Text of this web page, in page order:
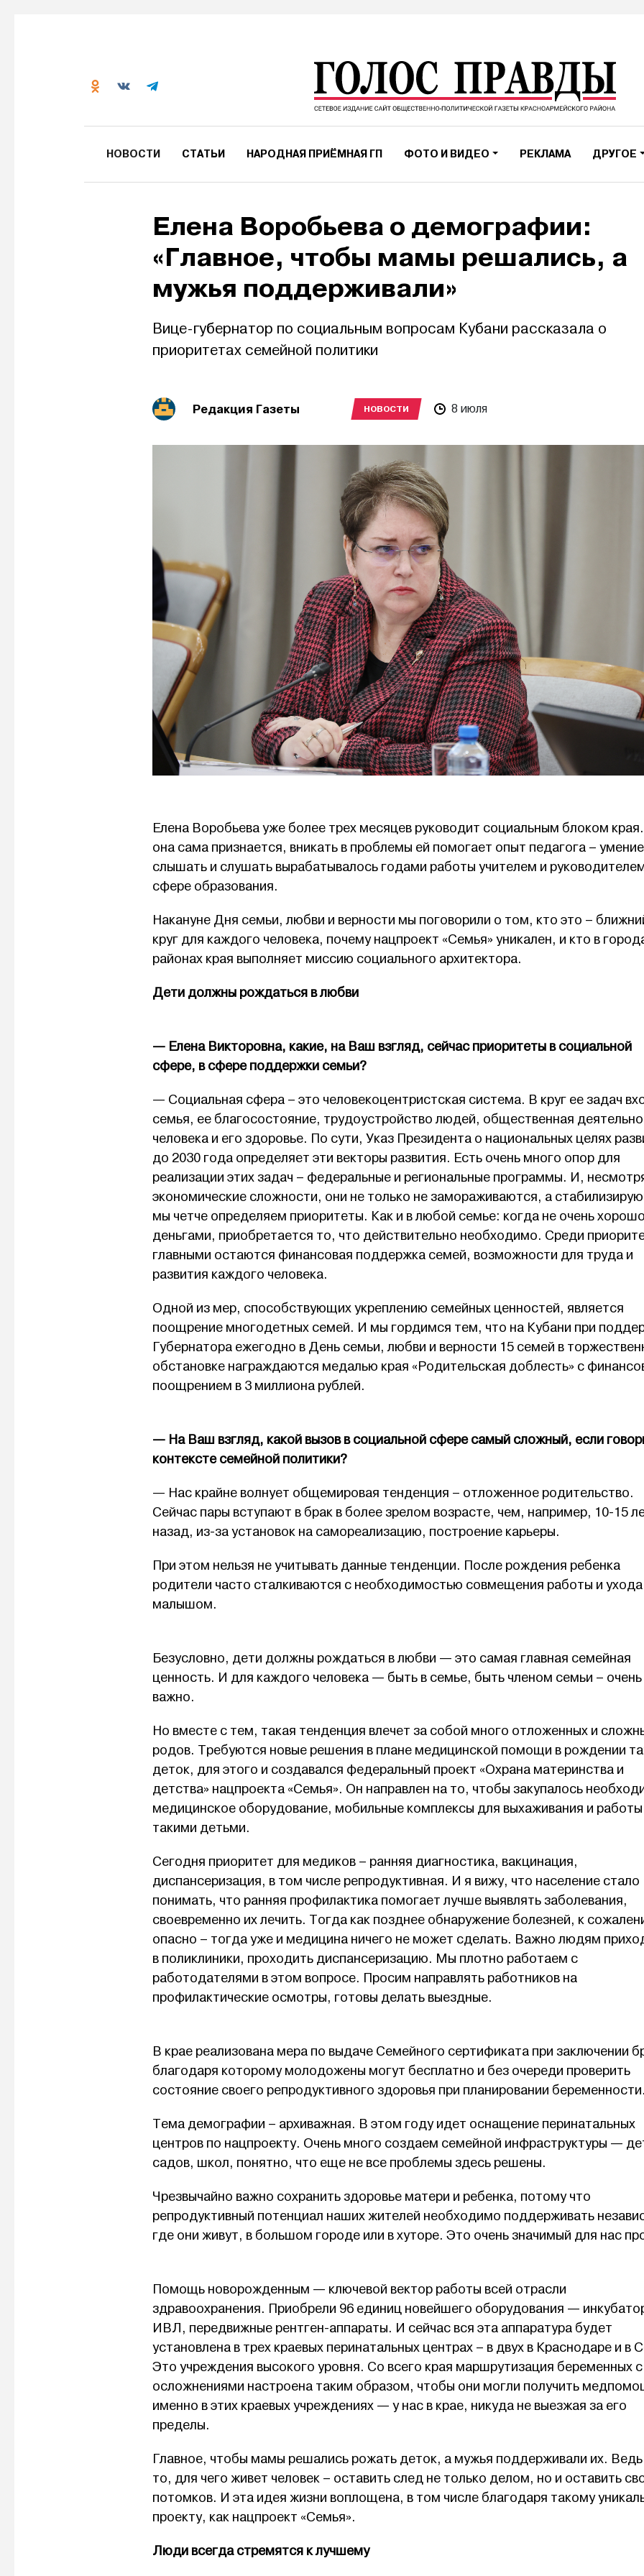
НОВОСТИ СТАТЬИ НАРОДНАЯ ПРИЁМНАЯ ГП ФОТО И ВИДЕО РЕКЛАМА ДРУГОЕ
Елена Воробьева о демографии:
«Главное, чтобы мамы решались, а
мужья поддерживали»
Вице-губернатор по социальным вопросам Кубани рассказала о
приоритетах семейной политики
Редакция Газеты НОВОСТИ 8 июля
Елена Воробьева уже более трех месяцев руководит социальным блоком
она сама признается, вникать в проблемы ей помогает опыт педагога – умение
слышать и слушать вырабатывалось годами работы учителем и
сфере образования.
Накануне Дня семьи, любви и верности мы поговорили о том, кто это –
круг для каждого человека, почему нацпроект «Семья» уникален, и кто в
районах края выполняет миссию социального архитектора.
Дети должны рождаться в любви
— Елена Викторовна, какие, на Ваш взгляд, сейчас приоритеты в социальной
сфере, в сфере поддержки семьи?
— Социальная сфера – это человекоцентристская система. В круг ее задач
семья, ее благосостояние, трудоустройство людей, общественная
человека и его здоровье. По сути, Указ Президента о национальных целях
до 2030 года определяет эти векторы развития. Есть очень много опор для
реализации этих задач – федеральные и региональные программы. И,
экономические сложности, они не только не замораживаются, а
мы четче определяем приоритеты. Как и в любой семье: когда не очень
деньгами, приобретается то, что действительно необходимо. Среди
главными остаются финансовая поддержка семей, возможности для труда и
развития каждого человека.
Одной из мер, способствующих укреплению семейных ценностей, является
поощрение многодетных семей. И мы гордимся тем, что на Кубани при
Губернатора ежегодно в День семьи, любви и верности 15 семей в
обстановке награждаются медалью края «Родительская доблесть» с
поощрением в 3 миллиона рублей.
— На Ваш взгляд, какой вызов в социальной сфере самый сложный, если
контексте семейной политики?
— Нас крайне волнует общемировая тенденция – отложенное родительство.
Сейчас пары вступают в брак в более зрелом возрасте, чем, например, 10-15
назад, из-за установок на самореализацию, построение карьеры.
При этом нельзя не учитывать данные тенденции. После рождения ребенка
родители часто сталкиваются с необходимостью совмещения работы и ухода
малышом.
Безусловно, дети должны рождаться в любви — это самая главная семейная
ценность. И для каждого человека — быть в семье, быть членом семьи – очень
важно.
Но вместе с тем, такая тенденция влечет за собой много отложенных и
родов. Требуются новые решения в плане медицинской помощи в рождении
деток, для этого и создавался федеральный проект «Охрана материнства и
детства» нацпроекта «Семья». Он направлен на то, чтобы закупалось
медицинское оборудование, мобильные комплексы для выхаживания и
такими детьми.
Сегодня приоритет для медиков – ранняя диагностика, вакцинация,
диспансеризация, в том числе репродуктивная. И я вижу, что население стало
понимать, что ранняя профилактика помогает лучше выявлять заболевания,
своевременно их лечить. Тогда как позднее обнаружение болезней, к
опасно – тогда уже и медицина ничего не может сделать. Важно людям
в поликлиники, проходить диспансеризацию. Мы плотно работаем с
работодателями в этом вопросе. Просим направлять работников на
профилактические осмотры, готовы делать выездные.
В крае реализована мера по выдаче Семейного сертификата при заключении
благодаря которому молодожены могут бесплатно и без очереди проверить
состояние своего репродуктивного здоровья при планировании беременности.
Тема демографии – архиважная. В этом году идет оснащение перинатальных
центров по нацпроекту. Очень много создаем семейной инфраструктуры —
садов, школ, понятно, что еще не все проблемы здесь решены.
Чрезвычайно важно сохранить здоровье матери и ребенка, потому что
репродуктивный потенциал наших жителей необходимо поддерживать
где они живут, в большом городе или в хуторе. Это очень значимый для нас
Помощь новорожденным — ключевой вектор работы всей отрасли
здравоохранения. Приобрели 96 единиц новейшего оборудования —
ИВЛ, передвижные рентген-аппараты. И сейчас вся эта аппаратура будет
установлена в трех краевых перинатальных центрах – в двух в Краснодаре и в
Это учреждения высокого уровня. Со всего края маршрутизация беременных с
осложнениями настроена таким образом, чтобы они могли получить
именно в этих краевых учреждениях — у нас в крае, никуда не выезжая за его
пределы.
Главное, чтобы мамы решались рожать деток, а мужья поддерживали их. Ведь
то, для чего живет человек – оставить след не только делом, но и оставить
потомков. И эта идея жизни воплощена, в том числе благодаря такому
проекту, как нацпроект «Семья».
Люди всегда стремятся к лучшему